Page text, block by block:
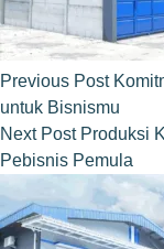
Previous Post
untuk Bisnismu
Next Post Produksi
Pebisnis Pemula